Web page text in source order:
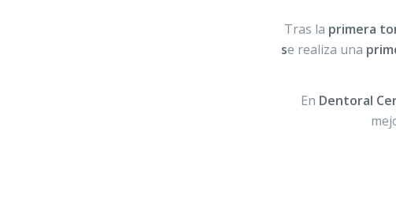
Tras la primera
se realiza una
En Dentoral